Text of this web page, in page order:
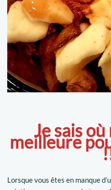
Je sais
meilleure
Lorsque vous êtes en manque